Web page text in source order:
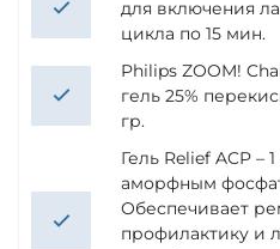
для включения
цикла по 15 мин.
Philips ZOOM!
гель 25%
гр.
Гель Relief ACP –
аморфным
Обеспечивает
профилактику и